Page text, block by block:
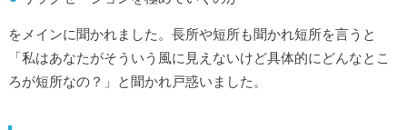
をメインに聞かれました。長所や短所も聞かれ短所を言うと
「私はあなたがそういう風に見えないけど具体的にどんなとこ
ろが短所なの？」と聞かれ戸惑いました。